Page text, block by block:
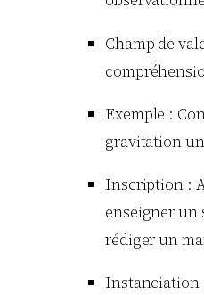
Champ de
Exemple :
gravitation
Inscription :
enseigner un
rédiger un
Instanciation